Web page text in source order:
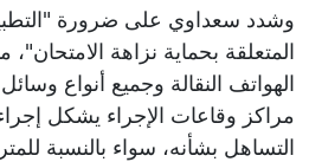
وشدد سعداوي على ضرورة
المتعلقة بحماية نزاهة
الهواتف النقالة وجميع أنواع
مراكز وقاعات الإجراء يشكل
التساهل بشأنه، سواء بالنسبة